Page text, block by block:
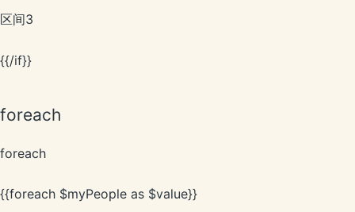
区间3
{{/if}}
foreach
foreach
{{foreach $myPeople as $value}}